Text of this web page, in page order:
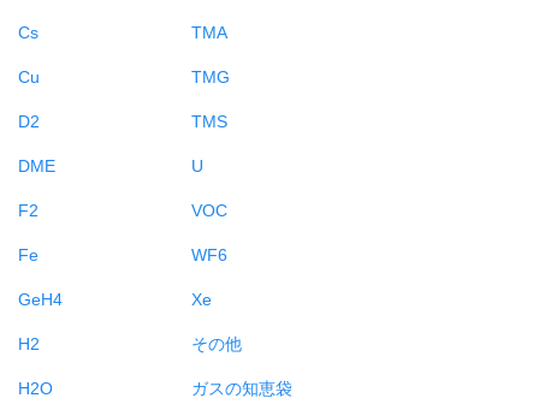
Cs
Cu
D2
DME
F2
Fe
GeH4
H2
H2O
TMA
TMG
TMS
U
VOC
WF6
Xe
その他
ガスの知恵袋